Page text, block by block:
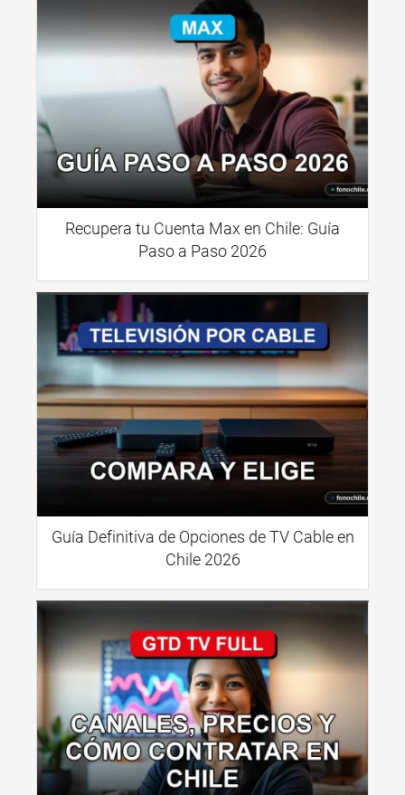
Recupera tu Cuenta Max en Chile: Guía
Paso a Paso 2026
Guía Definitiva de Opciones de TV Cable en
Chile 2026